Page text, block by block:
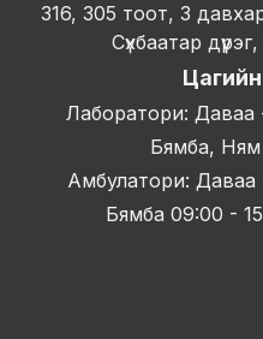
316, 305 тоот, 3
Сүхбаатар
Лаборатори: Даваа
Бямба, Ням
Амбулатори: Даваа
Бямба 09:00 -